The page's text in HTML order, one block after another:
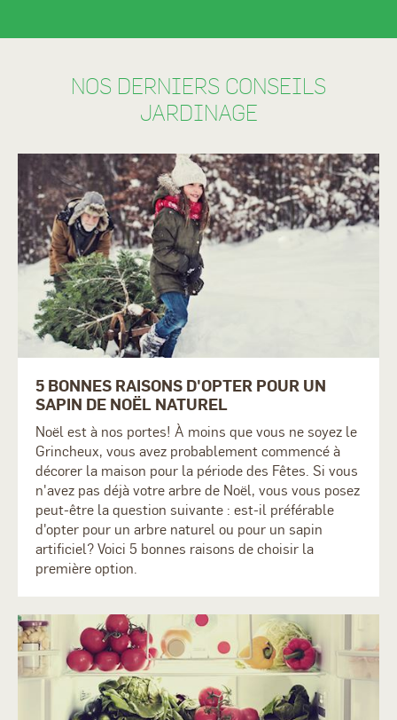
NOS DERNIERS CONSEILS
JARDINAGE
5 BONNES RAISONS D'OPTER POUR UN
SAPIN DE NOËL NATUREL
Noël est à nos portes! À moins que vous ne soyez le
Grincheux, vous avez probablement commencé à
décorer la maison pour la période des Fêtes. Si vous
n'avez pas déjà votre arbre de Noël, vous vous posez
peut-être la question suivante : est-il préférable
d'opter pour un arbre naturel ou pour un sapin
artificiel? Voici 5 bonnes raisons de choisir la
première option.